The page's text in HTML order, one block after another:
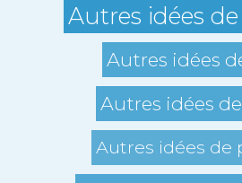
Autres idées
Autres idées
Autres idées
Autres idées de